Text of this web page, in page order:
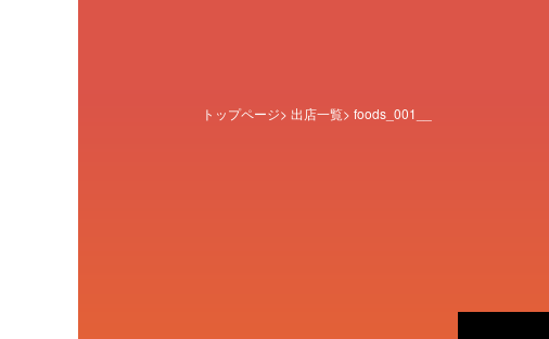
トップページ> 出店一覧> foods_001__